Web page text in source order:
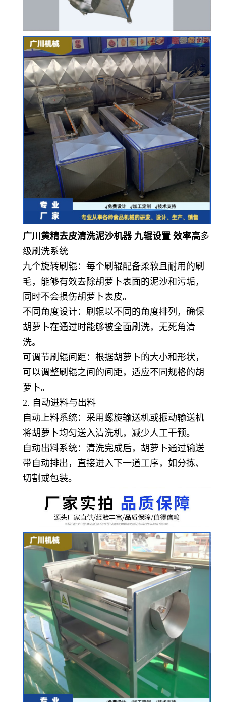
广川黄精去皮清洗泥沙机器 九辊设置 效率高多
级刷洗系统
九个旋转刷辊：每个刷辊配备柔软且耐用的刷
毛，能够有效去除胡萝卜表面的泥沙和污垢，
同时不会损伤胡萝卜表皮。
不同角度设计：刷辊以不同的角度排列，确保
胡萝卜在通过时能够被全面刷洗，无死角清
洗。
可调节刷辊间距：根据胡萝卜的大小和形状，
可以调整刷辊之间的间距，适应不同规格的胡
萝卜。
2. 自动进料与出料
自动上料系统：采用螺旋输送机或振动输送机
将胡萝卜均匀送入清洗机，减少人工干预。
自动出料系统：清洗完成后，胡萝卜通过输送
带自动排出，直接进入下一道工序，如分拣、
切割或包装。